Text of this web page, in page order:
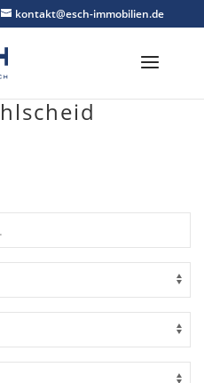
kontakt@esch-immobilien.de